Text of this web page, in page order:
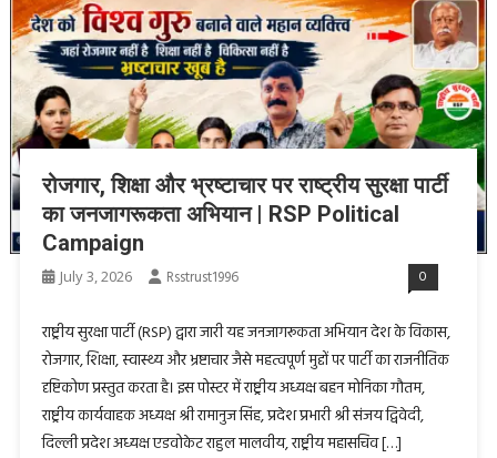
रोजगार, शिक्षा और भ्रष्टाचार पर राष्ट्रीय सुरक्षा पार्टी
का जनजागरूकता अभियान | RSP Political
Campaign
July 3, 2026 Rsstrust1996 0
राष्ट्रीय सुरक्षा पार्टी (RSP) द्वारा जारी यह जनजागरूकता अभियान देश के विकास,
रोजगार, शिक्षा, स्वास्थ्य और भ्रष्टाचार जैसे महत्वपूर्ण मुद्दों पर पार्टी का राजनीतिक
दृष्टिकोण प्रस्तुत करता है। इस पोस्टर में राष्ट्रीय अध्यक्ष बहन मोनिका गौतम,
राष्ट्रीय कार्यवाहक अध्यक्ष श्री रामानुज सिंह, प्रदेश प्रभारी श्री संजय द्विवेदी,
दिल्ली प्रदेश अध्यक्ष एडवोकेट राहुल मालवीय, राष्ट्रीय महासचिव […]